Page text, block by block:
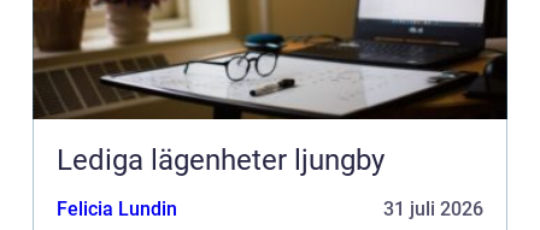
Lediga lägenheter ljungby
Felicia Lundin 31 juli 2026